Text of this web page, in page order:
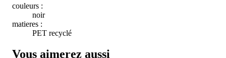
couleurs :
noir
matieres :
PET recyclé
Vous aimerez aussi